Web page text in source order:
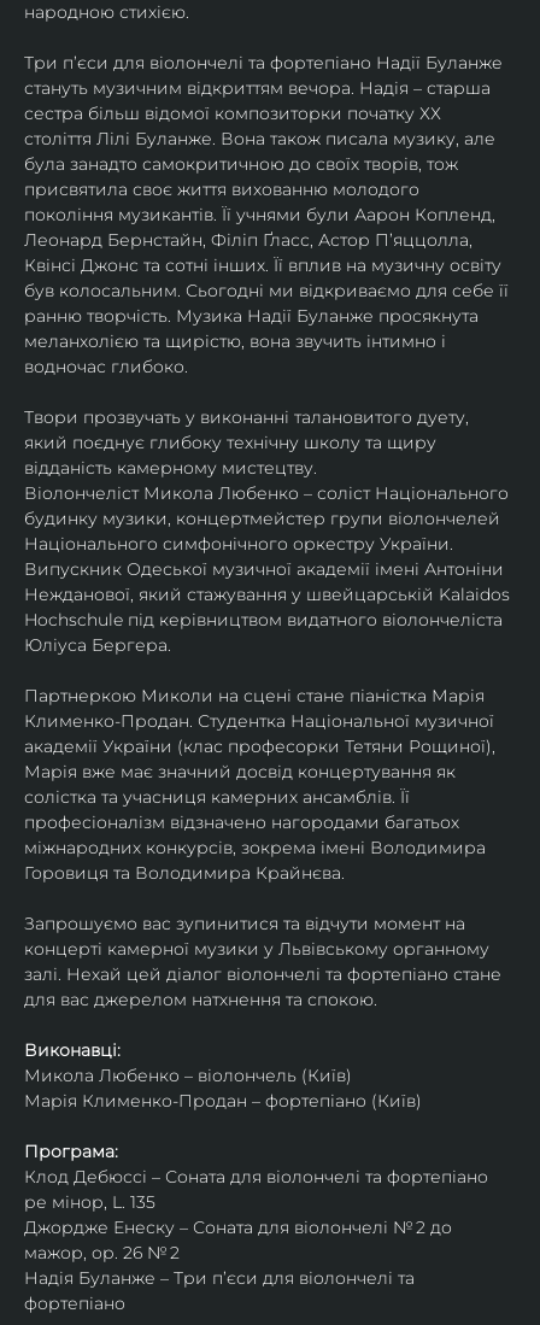
народною стихією.
Три п’єси для віолончелі та фортепіано Надії Буланже
стануть музичним відкриттям вечора. Надія – старша
сестра більш відомої композиторки початку ХХ
століття Лілі Буланже. Вона також писала музику, але
була занадто самокритичною до своїх творів, тож
присвятила своє життя вихованню молодого
покоління музикантів. Її учнями були Аарон Копленд,
Леонард Бернстайн, Філіп Ґласс, Астор П’яццолла,
Квінсі Джонс та сотні інших. Її вплив на музичну освіту
був колосальним. Сьогодні ми відкриваємо для себе її
ранню творчість. Музика Надії Буланже просякнута
меланхолією та щирістю, вона звучить інтимно і
водночас глибоко.
Твори прозвучать у виконанні талановитого дуету,
який поєднує глибоку технічну школу та щиру
відданість камерному мистецтву.
Віолончеліст Микола Любенко – соліст Національного
будинку музики, концертмейстер групи віолончелей
Національного симфонічного оркестру України.
Випускник Одеської музичної академії імені Антоніни
Нежданової, який стажування у швейцарській Kalaidos
Hochschule під керівництвом видатного віолончеліста
Юліуса Бергера.
Партнеркою Миколи на сцені стане піаністка Марія
Клименко-Продан. Студентка Національної музичної
академії України (клас професорки Тетяни Рощиної),
Марія вже має значний досвід концертування як
солістка та учасниця камерних ансамблів. Її
професіоналізм відзначено нагородами багатьох
міжнародних конкурсів, зокрема імені Володимира
Горовиця та Володимира Крайнєва.
Запрошуємо вас зупинитися та відчути момент на
концерті камерної музики у Львівському органному
залі. Нехай цей діалог віолончелі та фортепіано стане
для вас джерелом натхнення та спокою.
Виконавці:
Микола Любенко – віолончель (Київ)
Марія Клименко-Продан – фортепіано (Київ)
Програма:
Клод Дебюссі – Соната для віолончелі та фортепіано
ре мінор, L. 135
Джордже Енеску – Соната для віолончелі № 2 до
мажор, ор. 26 № 2
Надія Буланже – Три п’єси для віолончелі та
фортепіано